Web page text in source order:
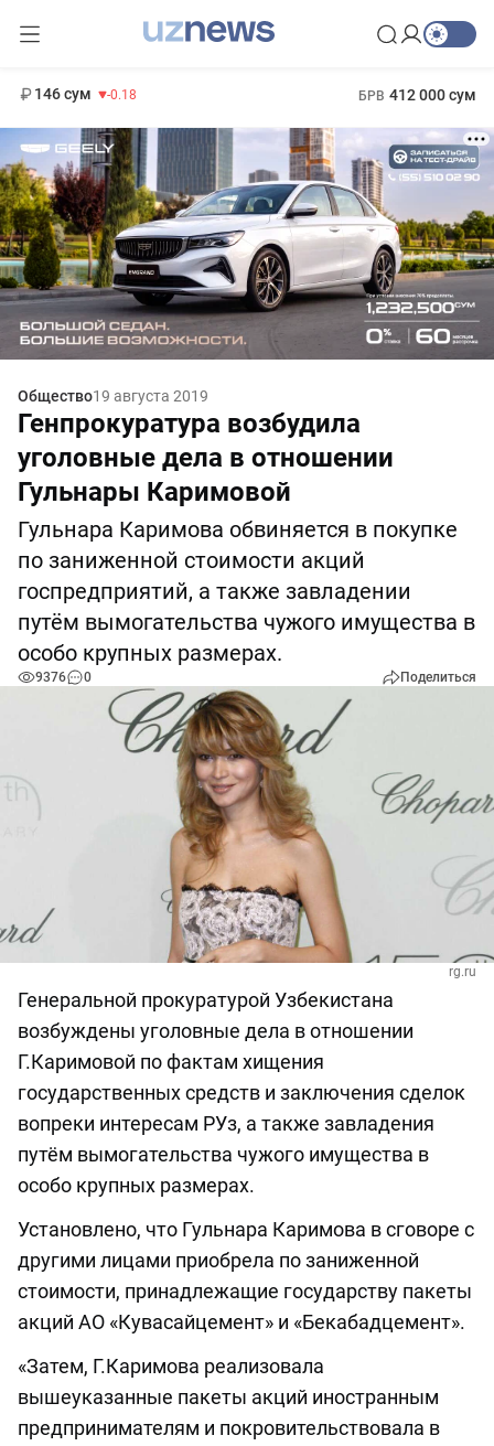
146 сум -0.18 БРВ 412 000 сум
Общество19 августа 2019
Генпрокуратура возбудила
уголовные дела в отношении
Гульнары Каримовой
Гульнара Каримова обвиняется в покупке
по заниженной стоимости акций
госпредприятий, а также завладении
путём вымогательства чужого имущества в
особо крупных размерах.
9376 0 Поделиться
rg.ru
Генеральной прокуратурой Узбекистана
возбуждены уголовные дела в отношении
Г.Каримовой по фактам хищения
государственных средств и заключения сделок
вопреки интересам РУз, а также завладения
путём вымогательства чужого имущества в
особо крупных размерах.
Установлено, что Гульнара Каримова в сговоре с
другими лицами приобрела по заниженной
стоимости, принадлежащие государству пакеты
акций АО «Кувасайцемент» и «Бекабадцемент».
«Затем, Г.Каримова реализовала
вышеуказанные пакеты акций иностранным
предпринимателям и покровительствовала в